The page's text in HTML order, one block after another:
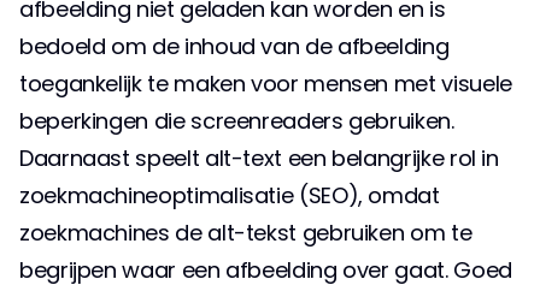
afbeelding niet geladen kan worden en is
bedoeld om de inhoud van de afbeelding
toegankelijk te maken voor mensen met visuele
beperkingen die screenreaders gebruiken.
Daarnaast speelt alt-text een belangrijke rol in
zoekmachineoptimalisatie (SEO), omdat
zoekmachines de alt-tekst gebruiken om te
begrijpen waar een afbeelding over gaat. Goed